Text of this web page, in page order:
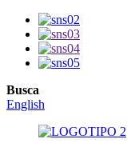
Busca
English